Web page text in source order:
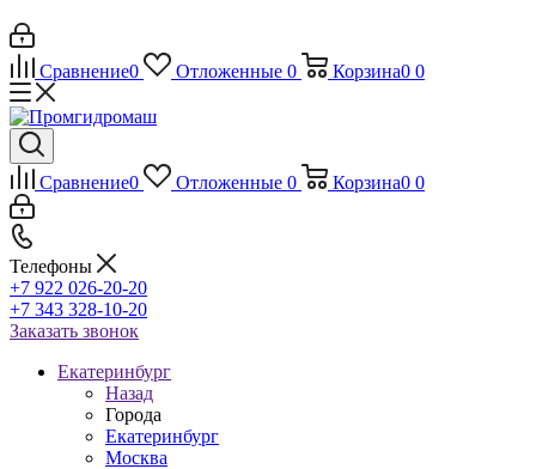
Сравнение0 Отложенные 0 Корзина0 0
Сравнение0 Отложенные 0 Корзина0 0
Телефоны
+7 922 026-20-20
+7 343 328-10-20
Заказать звонок
Екатеринбург
Назад
Города
Екатеринбург
Москва